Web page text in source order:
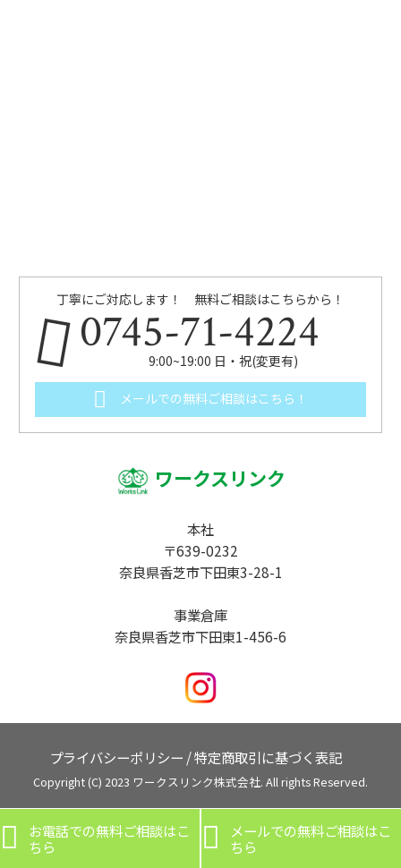
丁寧にご対応します！ 無料ご相談はこちらから！
0745-71-4224
9:00~19:00 日・祝(変更有)
メールでの無料ご相談はこちら！
ワークスリンク
本社
〒639-0232
奈良県香芝市下田東3-28-1
事業倉庫
奈良県香芝市下田東1-456-6
プライバシーポリシー /特定商取引に基づく表記
Copyright (C) 2023 ワークスリンク株式会社. All rights Reserved.
サービス一覧
和歌山県のお家の修理
橋本市の内装工事
奈良県の屋根工事

お電話での無料ご相談はこ
ちら

メールでの無料ご相談はこ
ちら